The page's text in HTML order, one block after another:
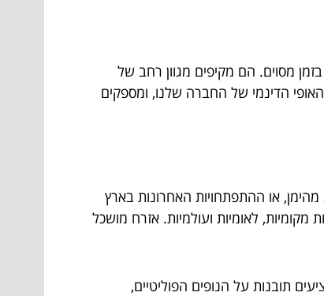
מסוים. הם מקיפים מגוון רחב של
הדינמי של החברה שלנו, ומספקים
מהימן, או ההתפתחויות האחרונות בארץ
לאומיות ועולמיות. אזרח מושכל
תובנות על הנופים הפוליטיים,